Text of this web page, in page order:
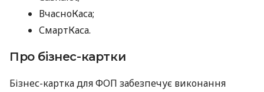
ВчасноКаса;
СмартКаса.
Про бізнес-картки
Бізнес-картка для ФОП забезпечує виконання